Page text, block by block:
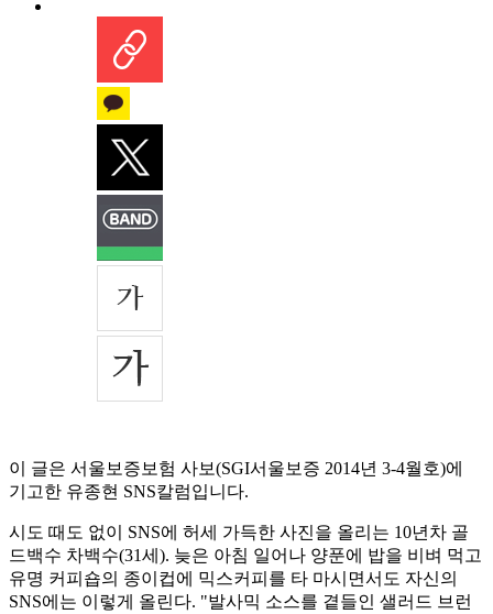
이 글은 서울보증보험 사보(SGI서울보증 2014년 3-4월호)에
기고한 유종현 SNS칼럼입니다.
시도 때도 없이 SNS에 허세 가득한 사진을 올리는 10년차 골
드백수 차백수(31세). 늦은 아침 일어나 양푼에 밥을 비벼 먹고
유명 커피숍의 종이컵에 믹스커피를 타 마시면서도 자신의
SNS에는 이렇게 올린다. "발사믹 소스를 곁들인 샐러드 브런